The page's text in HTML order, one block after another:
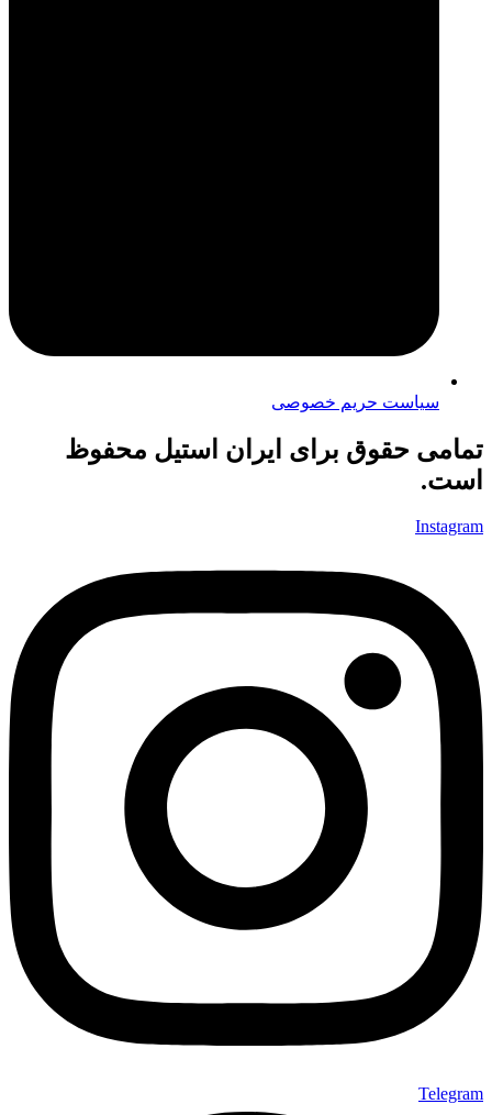
سیاست حریم خصوصی
حقوق برای ایران استیل محفوظ